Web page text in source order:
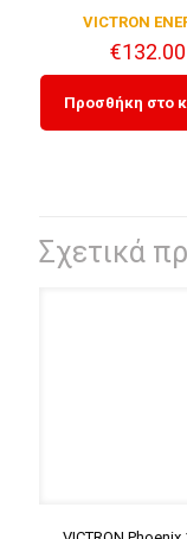
VICTRON
€132.00
Προσθήκη στο
Σχετικά